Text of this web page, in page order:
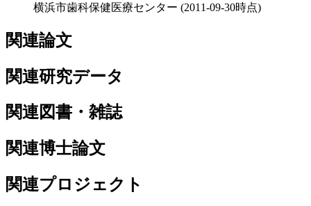
横浜市歯科保健医療センター (2011-09-30時点)
関連論文
関連研究データ
関連図書・雑誌
関連博士論文
関連プロジェクト